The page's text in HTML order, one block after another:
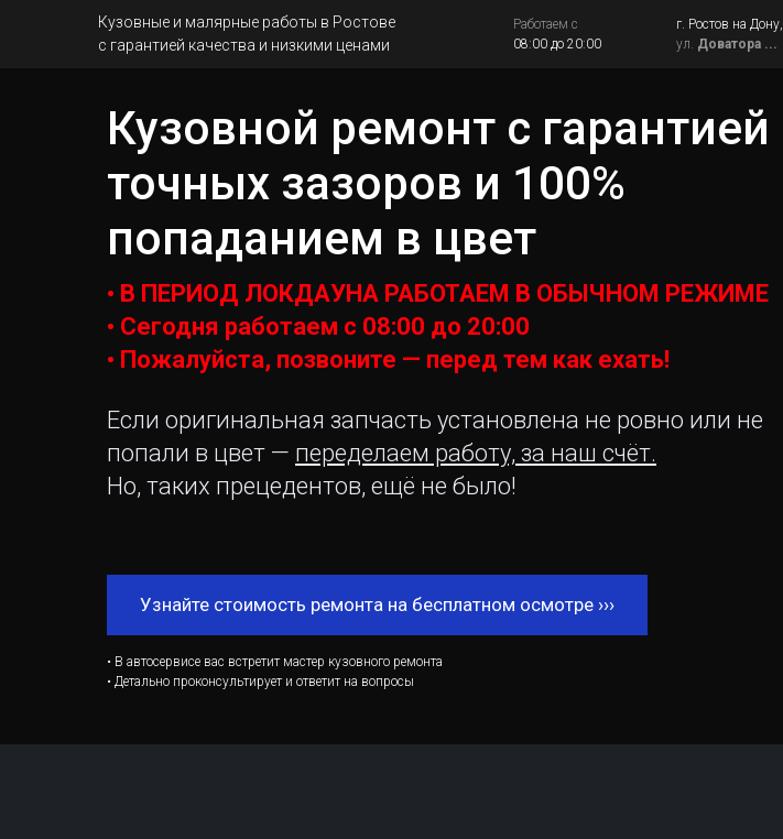
Кузовные и малярные работы в Ростове
с гарантией качества и низкими ценами
Работаем с
08:00 до 20:00
г. Ростов на Дону,
ул. Доватора ...
Кузовной ремонт с гарантией
точных зазоров и 100%
попаданием в цвет
• В ПЕРИОД ЛОКДАУНА РАБОТАЕМ В ОБЫЧНОМ РЕЖИМЕ
• Сегодня работаем с 08:00 до 20:00
• Пожалуйста, позвоните — перед тем как ехать!
Если оригинальная запчасть установлена не ровно или не
попали в цвет — переделаем работу, за наш счёт.
Но, таких прецедентов, ещё не было!
Узнайте стоимость ремонта на бесплатном осмотре ›››
• В автосервисе вас встретит мастер кузовного ремонта
• Детально проконсультирует и ответит на вопросы